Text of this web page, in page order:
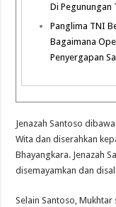
Di Pegunungan
Panglima TNI
Bagaimana
Penyergapan
Jenazah Santoso
Wita dan diserahkan
Bhayangkara. Jenazah
disemayamkan dan
Selain Santoso,